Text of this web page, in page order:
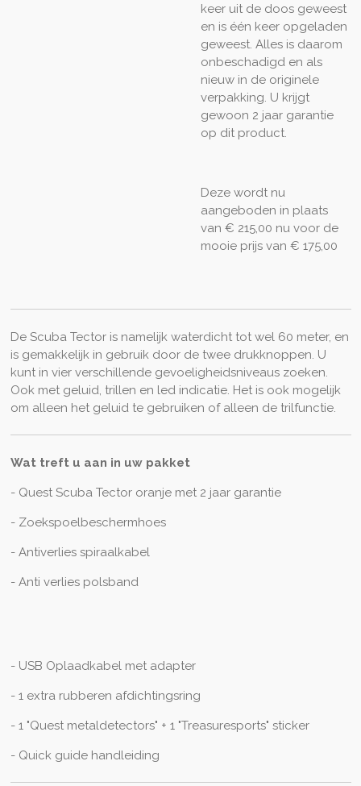
keer uit de doos geweest
en is één keer opgeladen
geweest. Alles is daarom
onbeschadigd en als
nieuw in de originele
verpakking. U krijgt
gewoon 2 jaar garantie
op dit product.
Deze wordt nu
aangeboden in plaats
van € 215,00 nu voor de
mooie prijs van € 175,00
De Scuba Tector is namelijk waterdicht tot wel 60 meter, en
is gemakkelijk in gebruik door de twee drukknoppen. U
kunt in vier verschillende gevoeligheidsniveaus zoeken.
Ook met geluid, trillen en led indicatie. Het is ook mogelijk
om alleen het geluid te gebruiken of alleen de trilfunctie.
Wat treft u aan in uw pakket
- Quest Scuba Tector oranje met 2 jaar garantie
- Zoekspoelbeschermhoes
- Antiverlies spiraalkabel
- Anti verlies polsband
- USB Oplaadkabel met adapter
- 1 extra rubberen afdichtingsring
- 1 "Quest metaldetectors" + 1 "Treasuresports" sticker
- Quick guide handleiding